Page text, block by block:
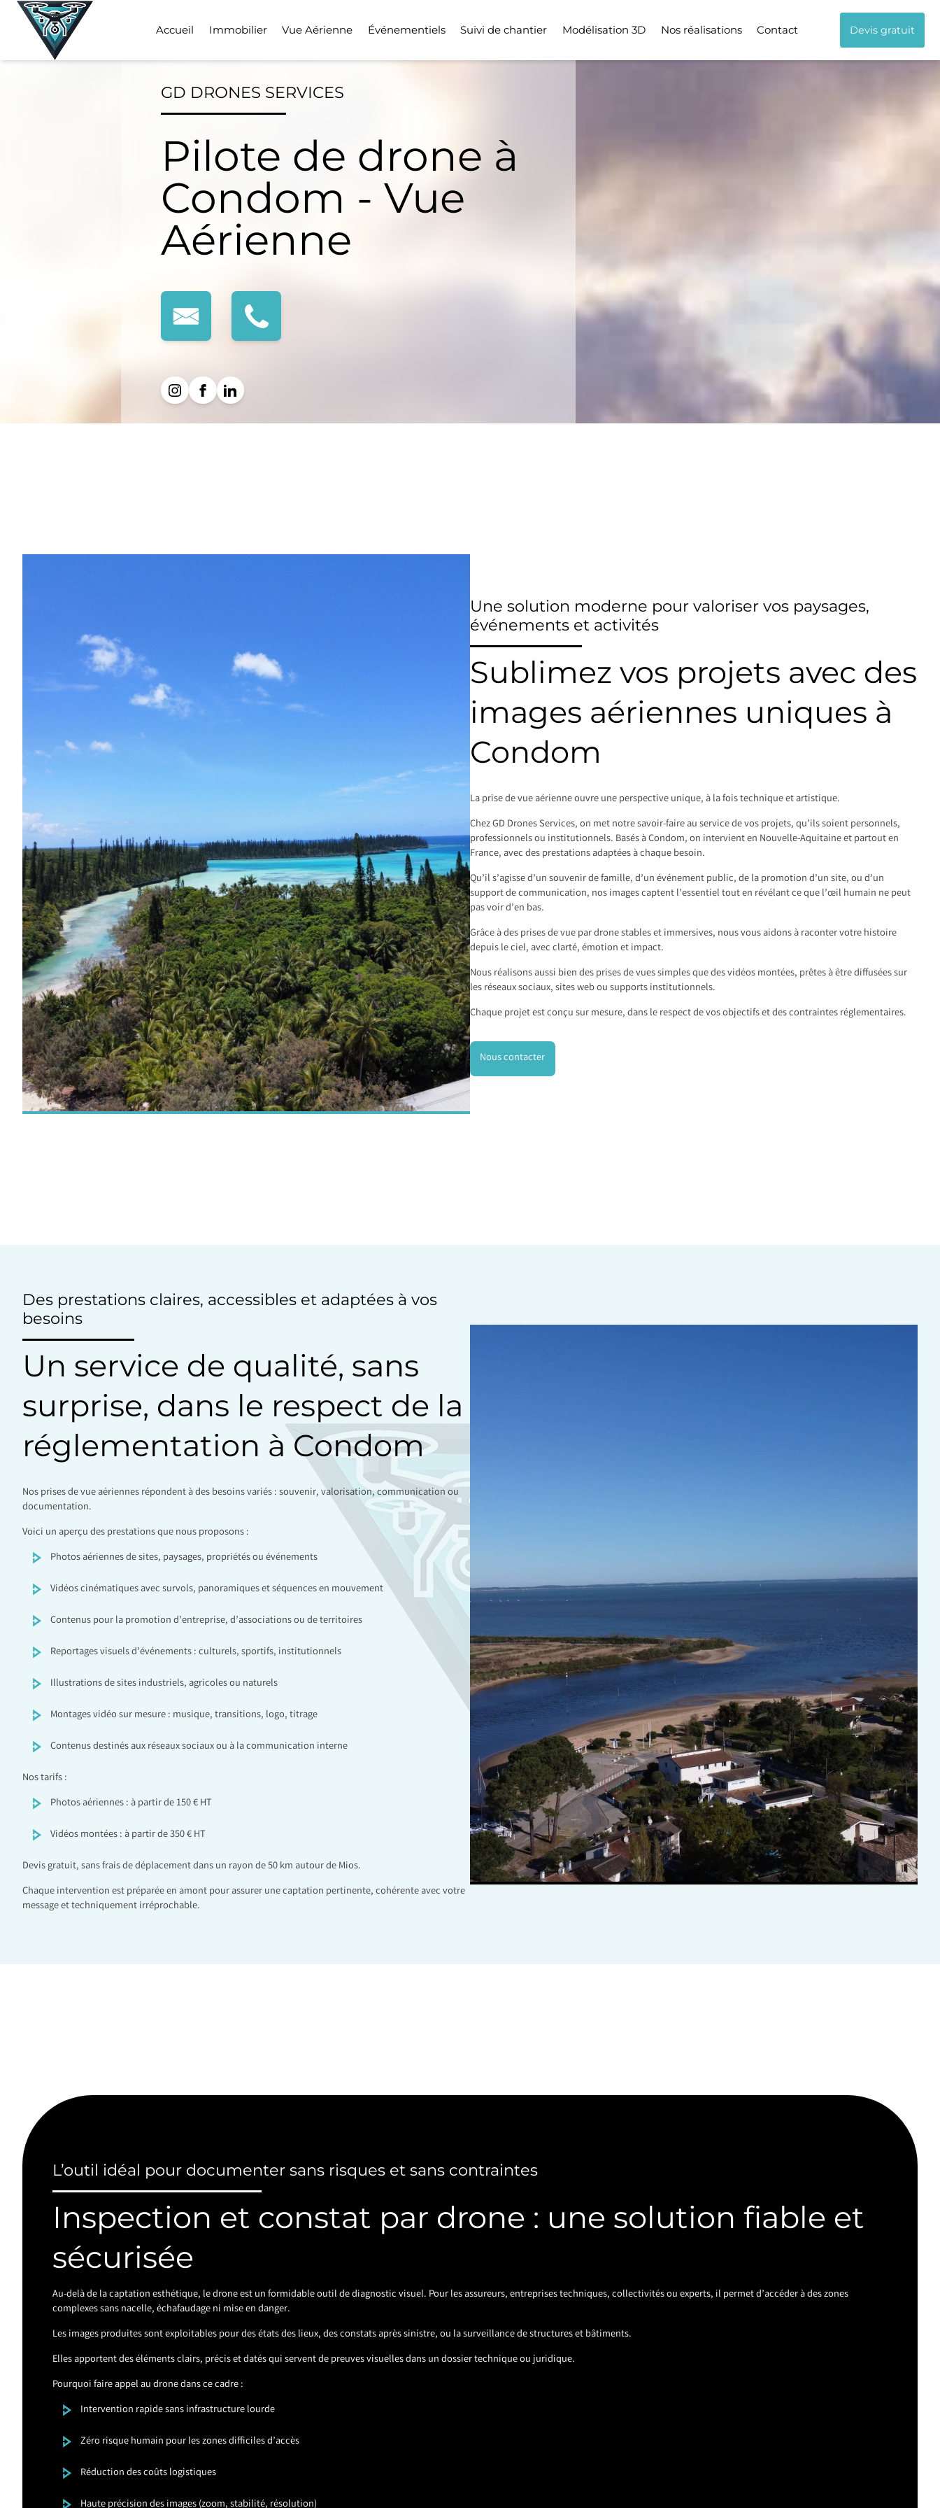
Skip
Accueil Immobilier Vue Aérienne Événementiels Suivi de chantier Modélisation 3D Nos réalisations Contact Devis gratuit
GD DRONES SERVICES
Pilote de drone à
Condom - Vue
Aérienne
Une solution moderne pour valoriser vos paysages,
événements et activités
Sublimez vos projets avec des
images aériennes uniques à
Condom
La prise de vue aérienne ouvre une perspective unique, à la fois technique et artistique.
Chez GD Drones Services, on met notre savoir-faire au service de vos projets, qu’ils soient personnels,
professionnels ou institutionnels. Basés à Condom, on intervient en Nouvelle-Aquitaine et partout en
France, avec des prestations adaptées à chaque besoin.
Qu’il s’agisse d’un souvenir de famille, d’un événement public, de la promotion d’un site, ou d’un
support de communication, nos images captent l’essentiel tout en révélant ce que l’œil humain ne peut
pas voir d’en bas.
Grâce à des prises de vue par drone stables et immersives, nous vous aidons à raconter votre histoire
depuis le ciel, avec clarté, émotion et impact.
Nous réalisons aussi bien des prises de vues simples que des vidéos montées, prêtes à être diffusées sur
les réseaux sociaux, sites web ou supports institutionnels.
Chaque projet est conçu sur mesure, dans le respect de vos objectifs et des contraintes réglementaires.
Nous contacter
Des prestations claires, accessibles et adaptées à vos
besoins
Un service de qualité, sans
surprise, dans le respect de la
réglementation à Condom
Nos prises de vue aériennes répondent à des besoins variés : souvenir, valorisation, communication ou
documentation.
Voici un aperçu des prestations que nous proposons :
Photos aériennes de sites, paysages, propriétés ou événements
Vidéos cinématiques avec survols, panoramiques et séquences en mouvement
Contenus pour la promotion d’entreprise, d’associations ou de territoires
Reportages visuels d’événements : culturels, sportifs, institutionnels
Illustrations de sites industriels, agricoles ou naturels
Montages vidéo sur mesure : musique, transitions, logo, titrage
Contenus destinés aux réseaux sociaux ou à la communication interne
Nos tarifs :
Photos aériennes : à partir de 150 € HT
Vidéos montées : à partir de 350 € HT
Devis gratuit, sans frais de déplacement dans un rayon de 50 km autour de Mios.
Chaque intervention est préparée en amont pour assurer une captation pertinente, cohérente avec votre
message et techniquement irréprochable.
L’outil idéal pour documenter sans risques et sans contraintes
Inspection et constat par drone : une solution fiable et
sécurisée
Au-delà de la captation esthétique, le drone est un formidable outil de diagnostic visuel. Pour les assureurs, entreprises techniques, collectivités ou experts, il permet d’accéder à des zones
complexes sans nacelle, échafaudage ni mise en danger.
Les images produites sont exploitables pour des états des lieux, des constats après sinistre, ou la surveillance de structures et bâtiments.
Elles apportent des éléments clairs, précis et datés qui servent de preuves visuelles dans un dossier technique ou juridique.
Pourquoi faire appel au drone dans ce cadre :
Intervention rapide sans infrastructure lourde
Zéro risque humain pour les zones difficiles d’accès
Réduction des coûts logistiques
Haute précision des images (zoom, stabilité, résolution)